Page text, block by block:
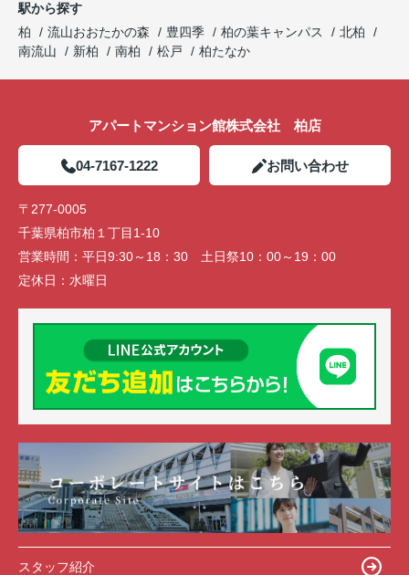
駅から探す
柏
流山おおたかの森 豊四季 柏の葉キャンパス
北柏
南流山
新柏 南柏 松戸 柏たなか
アパートマンション館株式会社 柏店
04-7167-1222 お問い合わせ
〒277-0005
千葉県柏市柏１丁目1-10
営業時間： 平日9:30～18：30 土日祭10：00～19：00
定休日： 水曜日
スタッフ紹介